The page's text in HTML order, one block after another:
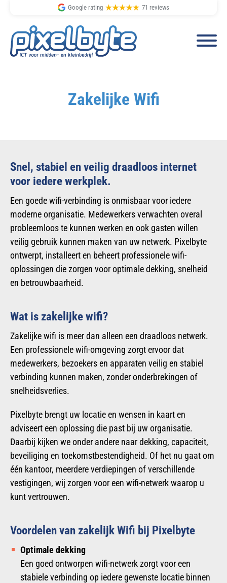
Google rating 71 reviews
Zakelijke Wifi
Snel, stabiel en veilig draadloos internet
voor iedere werkplek.
Een goede wifi-verbinding is onmisbaar voor iedere
moderne organisatie. Medewerkers verwachten overal
probleemloos te kunnen werken en ook gasten willen
veilig gebruik kunnen maken van uw netwerk. Pixelbyte
ontwerpt, installeert en beheert professionele wifi-
oplossingen die zorgen voor optimale dekking, snelheid
en betrouwbaarheid.
Wat is zakelijke wifi?
Zakelijke wifi is meer dan alleen een draadloos netwerk.
Een professionele wifi-omgeving zorgt ervoor dat
medewerkers, bezoekers en apparaten veilig en stabiel
verbinding kunnen maken, zonder onderbrekingen of
snelheidsverlies.
Pixelbyte brengt uw locatie en wensen in kaart en
adviseert een oplossing die past bij uw organisatie.
Daarbij kijken we onder andere naar dekking, capaciteit,
beveiliging en toekomstbestendigheid. Of het nu gaat om
één kantoor, meerdere verdiepingen of verschillende
vestigingen, wij zorgen voor een wifi-netwerk waarop u
kunt vertrouwen.
Voordelen van zakelijk Wifi bij Pixelbyte
Optimale dekking
Een goed ontworpen wifi-netwerk zorgt voor een
stabiele verbinding op iedere gewenste locatie binnen